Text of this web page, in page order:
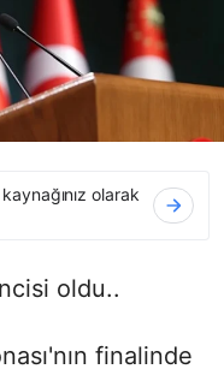
olarak
oldu..
finalinde